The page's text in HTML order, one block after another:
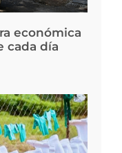
económica
cada día